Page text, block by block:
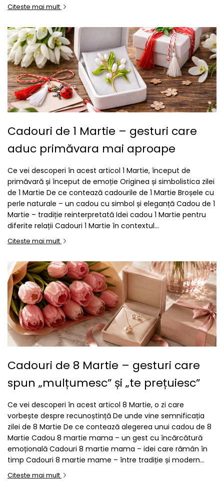
Citeste mai mult
Cadouri de 1 Martie – gesturi care
aduc primăvara mai aproape
Ce vei descoperi în acest articol 1 Martie, început de
primăvară și început de emoție Originea și simbolistica zilei
de 1 Martie De ce contează cadourile de 1 Martie Broșele cu
perle naturale – un cadou cu simbol și eleganță Cadou de 1
Martie – tradiție reinterpretată Idei cadou 1 Martie pentru
diferite relații Cadouri 1 Martie în contextul...
Citeste mai mult
Cadouri de 8 Martie – gesturi care
spun „mulțumesc” și „te prețuiesc”
Ce vei descoperi în acest articol 8 Martie, o zi care
vorbește despre recunoștință De unde vine semnificația
zilei de 8 Martie De ce contează alegerea unui cadou de 8
Martie Cadou 8 martie mama – un gest cu încărcătură
emoțională Cadouri 8 martie mama – idei care rămân în
timp Cadouri 8 martie mame – între tradiție și modern...
Citeste mai mult